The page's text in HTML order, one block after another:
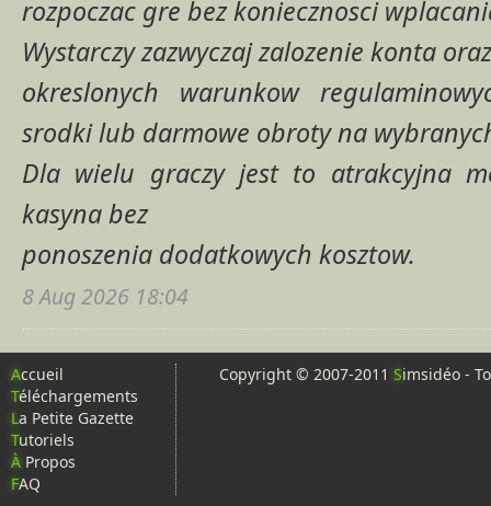
rozpoczac gre bez koniecznosci
Wystarczy zazwyczaj zalozenie konta
okreslonych warunkow
srodki lub darmowe obroty na
Dla wielu graczy jest to atrakcyjna
kasyna bez
ponoszenia dodatkowych kosztow.
8 Aug 2026 18:04
Accueil
Téléchargements
La Petite Gazette
Tutoriels
À Propos
FAQ
Copyright © 2007-2011 Simsidéo -